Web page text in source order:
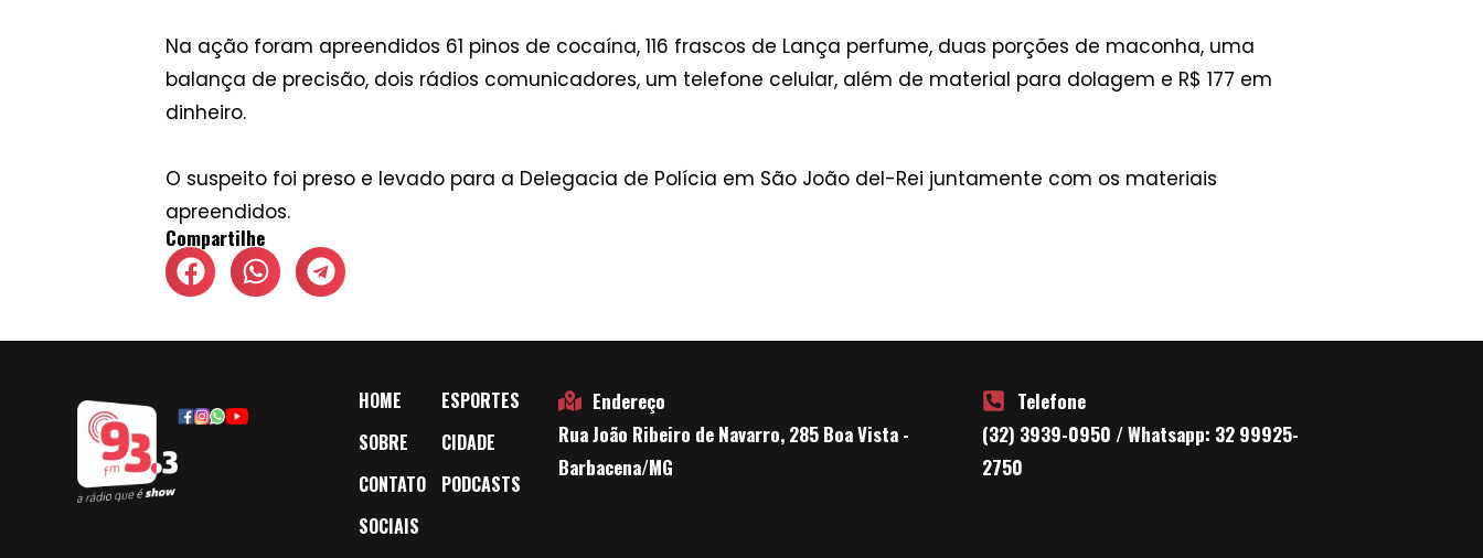
Na ação foram apreendidos 61 pinos de cocaína, 116 frascos de Lança perfume, duas porções de maconha, uma
balança de precisão, dois rádios comunicadores, um telefone celular, além de material para dolagem e R$ 177 em
dinheiro.
O suspeito foi preso e levado para a Delegacia de Polícia em São João del-Rei juntamente com os materiais
apreendidos.
Compartilhe
HOME
SOBRE
CONTATO
SOCIAIS
ESPORTES
CIDADE
PODCASTS
Endereço
Rua João Ribeiro de Navarro, 285 Boa Vista -
Barbacena/MG
Telefone
(32) 3939-0950 / Whatsapp: 32 99925-
2750